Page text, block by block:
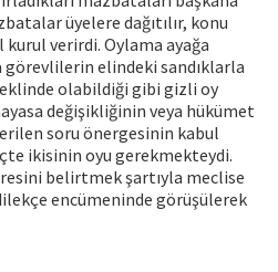
üyelere dağıtı­lır, konu
ku­rul verirdi. Oylama ayağa
görevlilerin elindeki sandık­larla
olabildiği gibi gizli oy
değişikliğinin veya hükü­met
soru önergesinin kabul
ikisinin oyu gerekmektey­di.
be­lirtmek şartıyla meclise
encümeninde görüşü­lerek